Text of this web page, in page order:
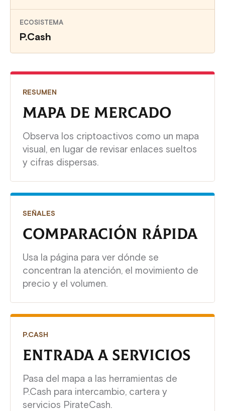
ECOSISTEMA
P.Cash
RESUMEN
MAPA DE MERCADO
Observa los criptoactivos como un mapa
visual, en lugar de revisar enlaces sueltos
y cifras dispersas.
SEÑALES
COMPARACIÓN RÁPIDA
Usa la página para ver dónde se
concentran la atención, el movimiento de
precio y el volumen.
P.CASH
ENTRADA A SERVICIOS
Pasa del mapa a las herramientas de
P.Cash para intercambio, cartera y
servicios PirateCash.